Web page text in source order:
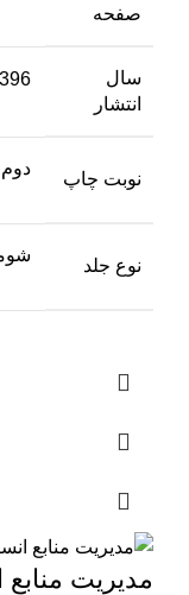
صفحه
سال
انتشار
نوبت چاپ
دوم
نوع جلد
مدیریت منابع